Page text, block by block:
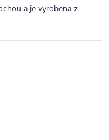
a je vyrobena z